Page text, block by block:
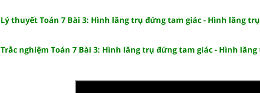
Lý thuyết Toán 7 Bài 3: Hình lăng trụ đứng tam giác - Hình lăng
Trắc nghiệm Toán 7 Bài 3: Hình lăng trụ đứng tam giác - Hình